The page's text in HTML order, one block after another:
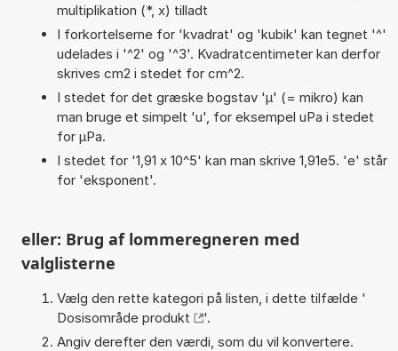
multiplikation (*, x) tilladt
I forkortelserne for 'kvadrat' og 'kubik' kan tegnet '^'
udelades i '^2' og '^3'. Kvadratcentimeter kan derfor
skrives cm2 i stedet for cm^2.
I stedet for det græske bogstav 'µ' (= mikro) kan
man bruge et simpelt 'u', for eksempel uPa i stedet
for µPa.
I stedet for '1,91 x 10^5' kan man skrive 1,91e5. 'e' står
for 'eksponent'.
eller: Brug af lommeregneren med
valglisterne
Vælg den rette kategori på listen, i dette tilfælde '
Dosisområde produkt
'.
Angiv derefter den værdi, som du vil konvertere.